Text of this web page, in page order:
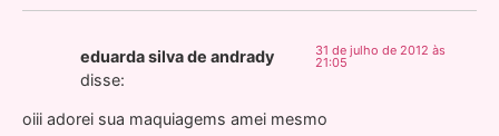
eduarda silva de andrady
disse:
31 de julho de 2012 às
21:05
oiii adorei sua maquiagems amei mesmo